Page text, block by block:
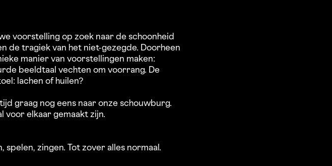
voorstelling op zoek naar de schoonheid
de tragiek van het niet-gezegde. Doorheen
manier van voorstellingen maken:
beeldtaal vechten om voorrang. De
lachen of huilen?
graag nog eens naar onze schouwburg.
voor elkaar gemaakt zijn.
zingen. Tot zover alles normaal.